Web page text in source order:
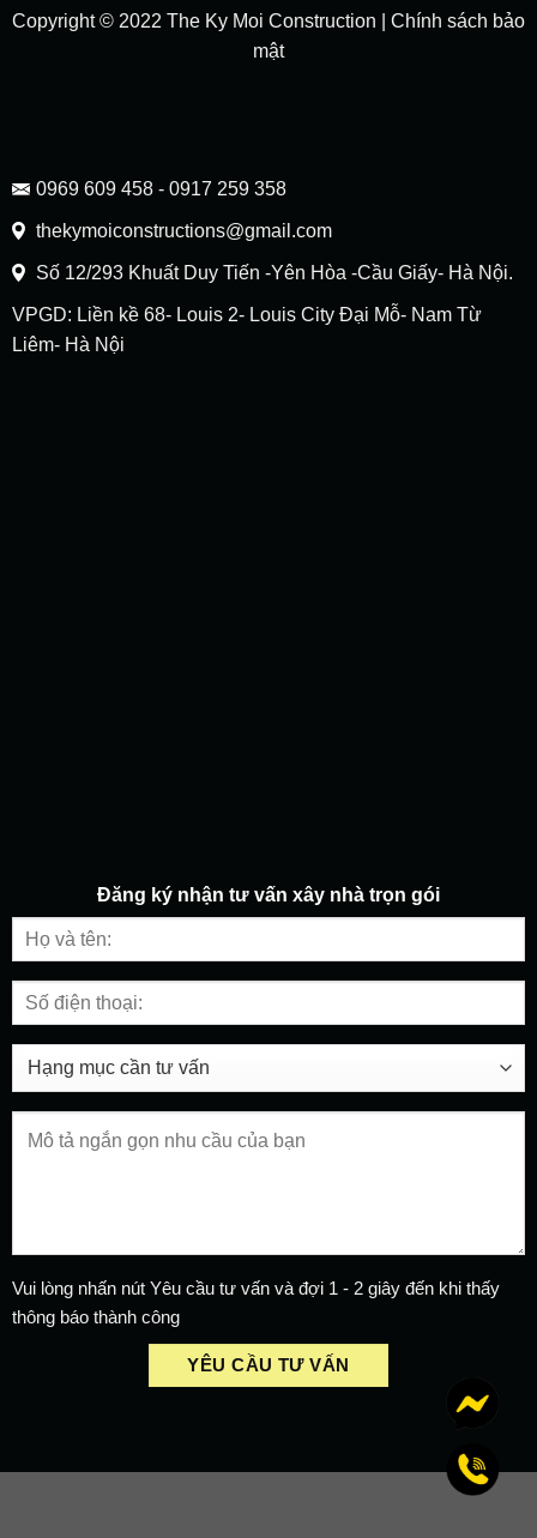
Copyright © 2022 The Ky Moi Construction | Chính sách bảo
mật
0969 609 458 - 0917 259 358
thekymoiconstructions@gmail.com
Số 12/293 Khuất Duy Tiến -Yên Hòa -Cầu Giấy- Hà Nội.
VPGD: Liền kề 68- Louis 2- Louis City Đại Mỗ- Nam Từ
Liêm- Hà Nội
Đăng ký nhận tư vấn xây nhà trọn gói
Vui lòng nhấn nút Yêu cầu tư vấn và đợi 1 - 2 giây đến khi thấy
thông báo thành công